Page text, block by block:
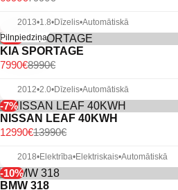
2013•1.8•Dīzelis•Automātiskā
-11%
Pilnpiedziņa
KIA SPORTAGE
8990€
7990€
2012•2.0•Dīzelis•Automātiskā
-7%
NISSAN LEAF 40KWH
13990€
12990€
2018•Elektrība•Elektriskais•Automātiskā
-10%
BMW 318